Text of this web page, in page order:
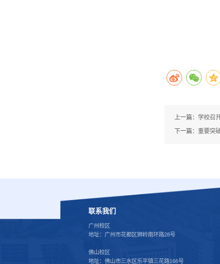
上一篇： 学校召
下一篇： 重要突
联系我们
广州校区
地址：广州市花都区狮岭南环路28号
佛山校区
地址：佛山市三水区乐平镇三花路166号